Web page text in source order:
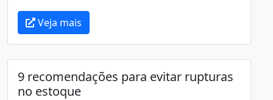
Veja mais
9 recomendações para evitar rupturas
no estoque